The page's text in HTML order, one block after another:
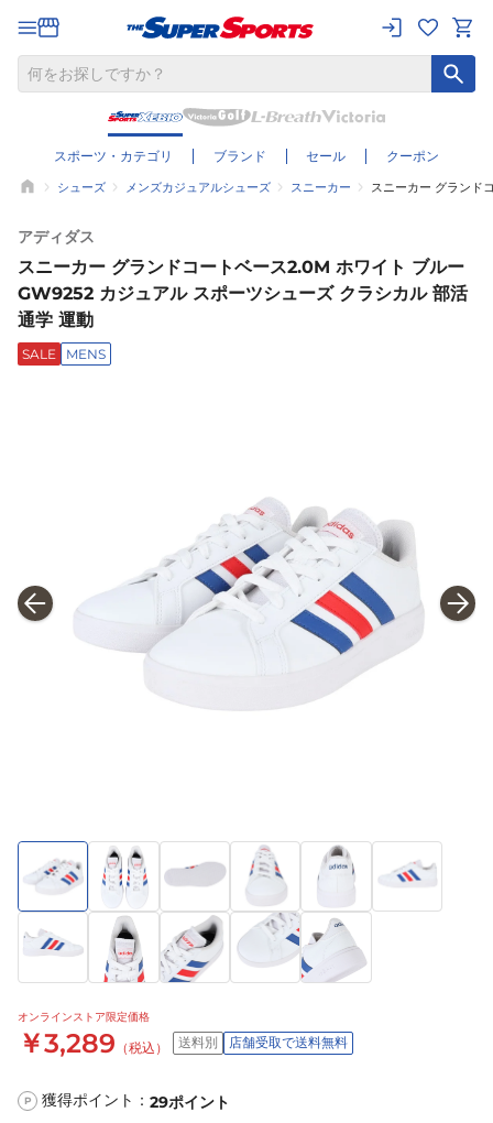
スポーツ・カテゴリ ブランド セール クーポン
シューズ メンズカジュアルシューズ スニーカー スニーカー グランド
アディダス
スニーカー グランドコートベース2.0M ホワイト ブルー
GW9252 カジュアル スポーツシューズ クラシカル 部活
通学 運動
SALE MENS
オンラインストア限定価格
￥3,289 （税込） 送料別 店舗受取で送料無料
P 獲得ポイント： 29ポイント